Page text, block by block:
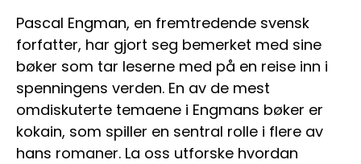
Pascal Engman, en fremtredende svensk
forfatter, har gjort seg bemerket med sine
bøker som tar leserne med på en reise inn i
spenningens verden. En av de mest
omdiskuterte temaene i Engmans bøker er
kokain, som spiller en sentral rolle i flere av
hans romaner. La oss utforske hvordan